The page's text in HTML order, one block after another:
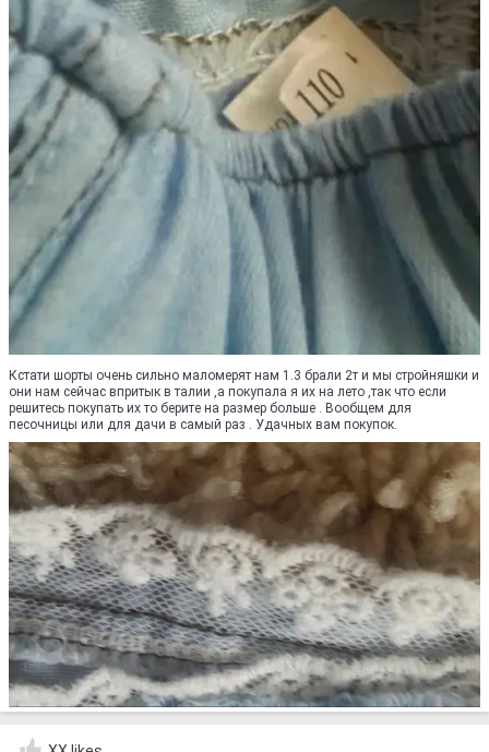
Кстати шорты очень сильно маломерят нам 1.3 брали 2т и мы стройняшки и
они нам сейчас впритык в талии ,а покупала я их на лето ,так что если
решитесь покупать их то берите на размер больше . Вообщем для
песочницы или для дачи в самый раз . Удачных вам покупок.